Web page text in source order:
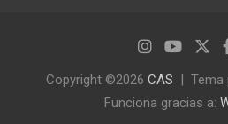
Copyright ©2026 CAS Tema
Funciona gracias a: